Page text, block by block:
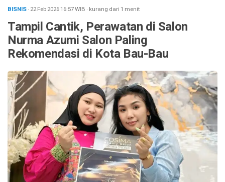
BISNIS· 22 Feb 202616:57WIB · kurang dari 1 menit
Tampil Cantik, Perawatan di Salon
Nurma Azumi Salon Paling
Rekomendasi di Kota Bau-Bau